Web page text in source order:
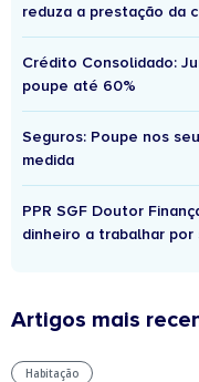
reduza a prestação da
Crédito Consolidado:
poupe até 60%
Seguros: Poupe nos
medida
PPR SGF Doutor
dinheiro a trabalhar por
Artigos mais
Habitação